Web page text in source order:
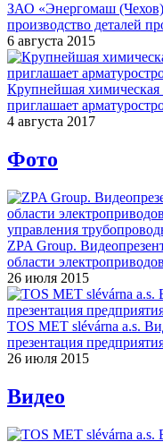
ЗАО «Энергомаш
производство деталей
6 августа 2015
Крупнейшая
приглашает
4 августа 2017
Фото
ZPA Group.
области
26 июля 2015
TOS MET slévárna a.s.
презентация
26 июля 2015
Видео